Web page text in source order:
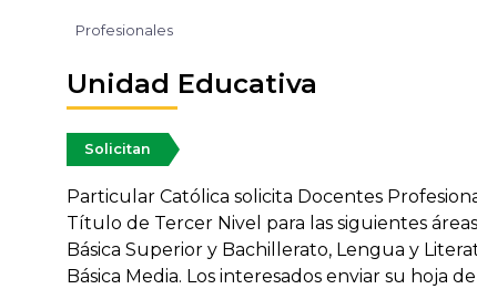
Profesionales
Unidad Educativa
Solicitan
Particular Católica solicita Docentes
Título de Tercer Nivel para las siguientes
Básica Superior y Bachillerato, Lengua y
Básica Media. Los interesados enviar su hoja